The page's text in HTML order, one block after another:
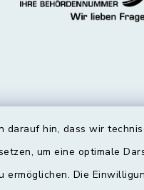
darauf hin, dass wir
um eine optimale
ermöglichen. Die
Kontakt